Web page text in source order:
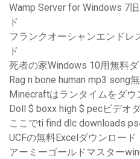
Wamp Server for Windows 7
ド
フランクオーシャンエンドレ
ド
死者の家Windows 10用無料
Rag n bone human mp3 song
Minecraftはランタイムをダ
Doll $ boxx high $ pecビデオ
ここでti find dlc downloads
UCFの無料Excelダウンロード
アーミーゴールドマスター